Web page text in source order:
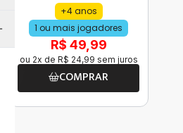
+4 anos
1 ou mais jogadores
R$ 49,99
ou 2x de R$ 24,99 sem juros
COMPRAR